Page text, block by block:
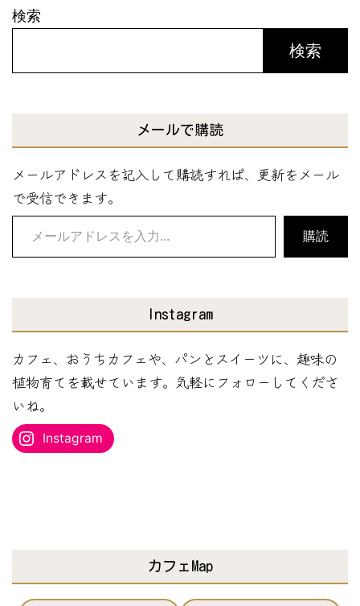
検索
検索
メールで購読
メールアドレスを記入して購読すれば、更新をメール
で受信できます。
ー
レ
ス
を
入
力...
購読
Instagram
カフェ、おうちカフェや、パンとスイーツに、趣味の
植物育てを載せています。気軽にフォローしてくださ
いね。
Instagram
カフェMap